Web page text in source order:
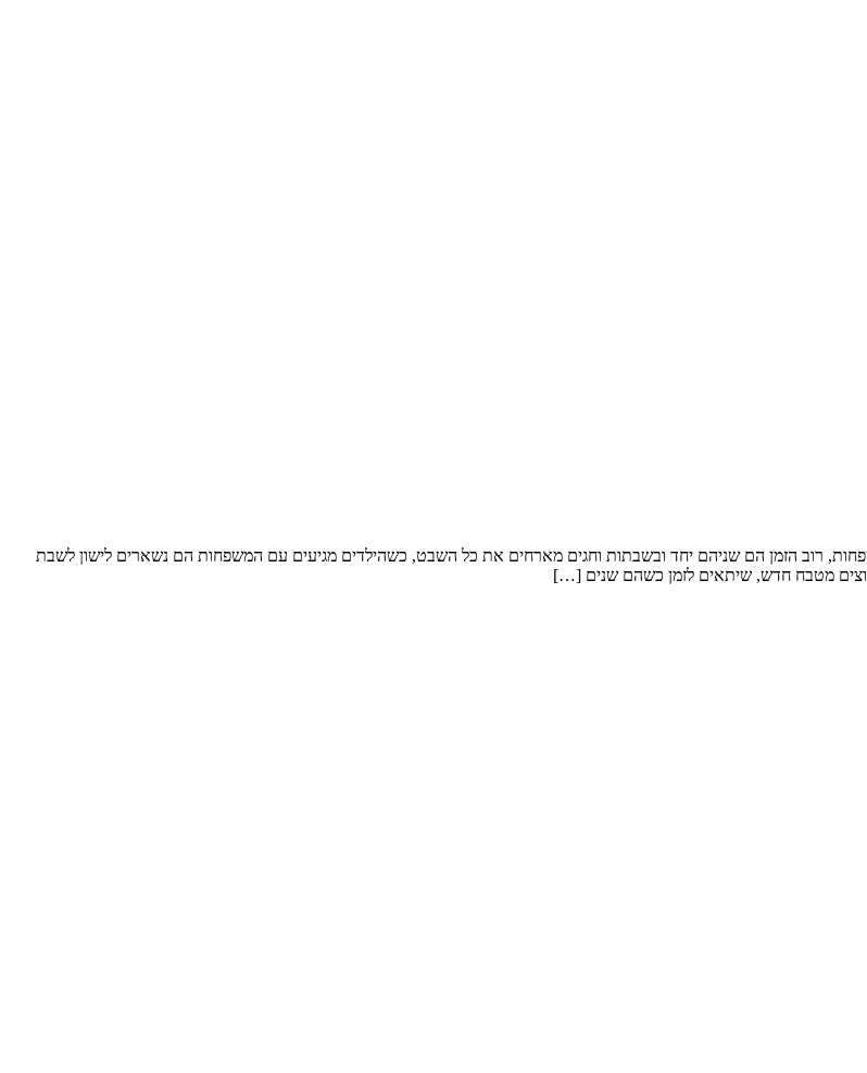
הילדים גדלו והקימו משפחות, רוב הזמן הם שניהם יחד ובשבתות וחגים מארחים את כל השבט, כשהילדים מגיעים עם המשפחות הם נשארים לישון לשבת
מטבח חדש, שיתאים לזמן כשהם שנים […]